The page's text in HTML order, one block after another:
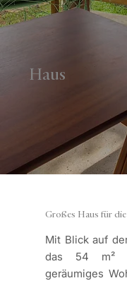
Haus
Großes Haus für
Mit Blick auf
das 54 m²
geräumiges